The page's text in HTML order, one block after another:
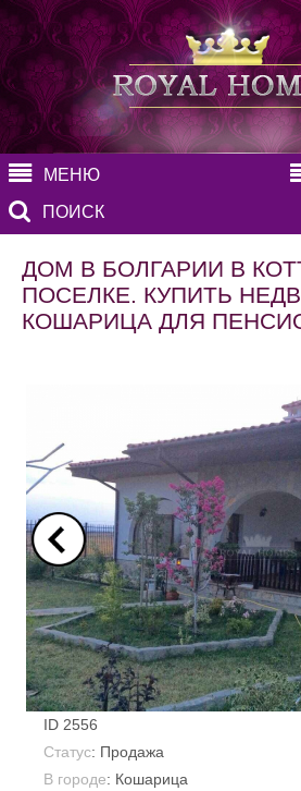
МЕНЮ
ПОИСК
ДОМ В БОЛГАРИИ В
ПОСЕЛКЕ. КУПИТЬ
КОШАРИЦА ДЛЯ
ID 2556
Статус: Продажа
В городе: Кошарица